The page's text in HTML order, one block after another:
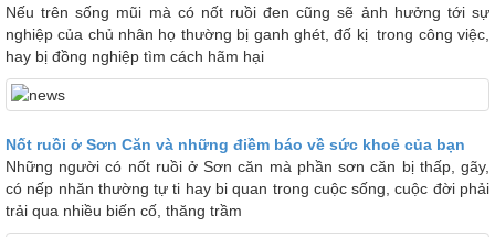
Nếu trên sống mũi mà có nốt ruồi đen cũng sẽ ảnh hưởng tới sự
nghiệp của chủ nhân họ thường bị ganh ghét, đố kị trong công việc,
hay bị đồng nghiệp tìm cách hãm hại
Nốt ruồi ở Sơn Căn và những điềm báo về sức khoẻ của bạn
Những người có nốt ruồi ở Sơn căn mà phần sơn căn bị thấp, gãy,
có nếp nhăn thường tự ti hay bi quan trong cuộc sống, cuộc đời phải
trải qua nhiều biến cố, thăng trầm